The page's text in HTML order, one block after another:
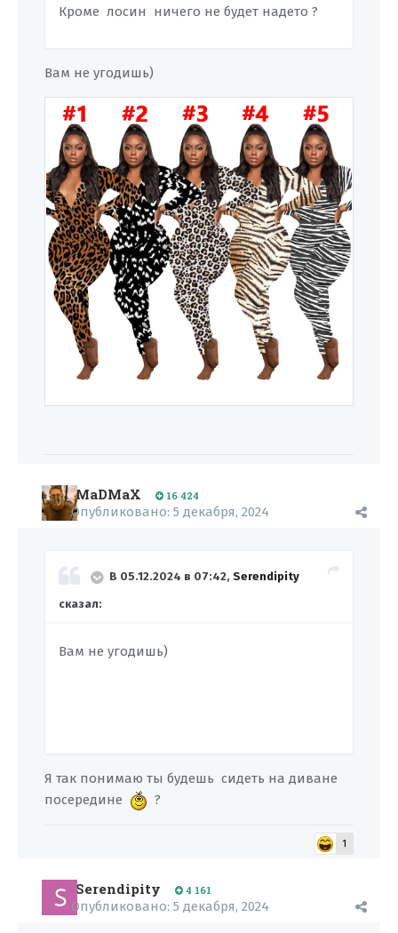
Кроме лосин ничего не будет надето ?
Вам не угодишь)
MaDMaX 16 424
Опубликовано: 5 декабря, 2024
В 05.12.2024 в 07:42, Serendipity
сказал:
Вам не угодишь)
Я так понимаю ты будешь сидеть на диване
посередине
?
1
Serendipity 4 161
Опубликовано: 5 декабря, 2024